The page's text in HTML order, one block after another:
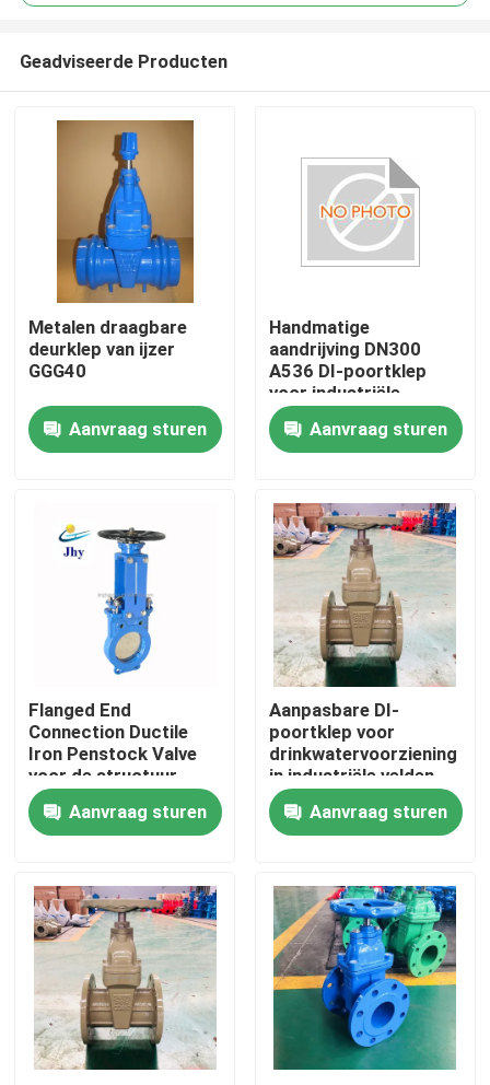
Huis
Producten
Over ons
Fabrieksrondleiding
Kwaliteitscontrole
Nieuws
Gevallen
Di-Poortklep
Geadviseerde Producten
Metalen draagbare
deurklep van ijzer
GGG40
Aanvraag sturen
Handmatige
aandrijving DN300
A536 DI-poortklep
voor industriële
vloeistofregeling
Aanvraag sturen
Flanged End
Connection Ductile
Iron Penstock Valve
voor de structuur
Aanvraag sturen
Aanpasbare DI-
poortklep voor
drinkwatervoorziening
in industriële velden
Aanvraag sturen